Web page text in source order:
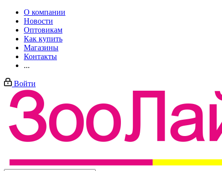
О компании
Новости
Оптовикам
Как купить
Магазины
Контакты
...
Войти